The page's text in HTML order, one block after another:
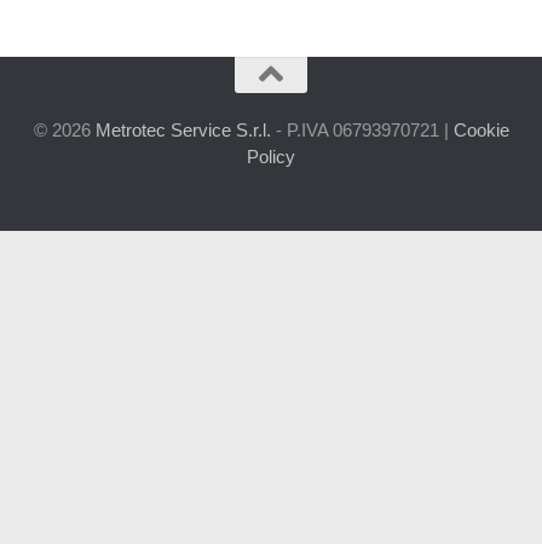
© 2026 Metrotec Service S.r.l. - P.IVA 06793970721 | Cookie
Policy